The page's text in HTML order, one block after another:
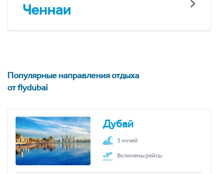
Ченнаи
Популярные направления отдыха
от flydubai
Дубай
3 ночей
Включены рейсы